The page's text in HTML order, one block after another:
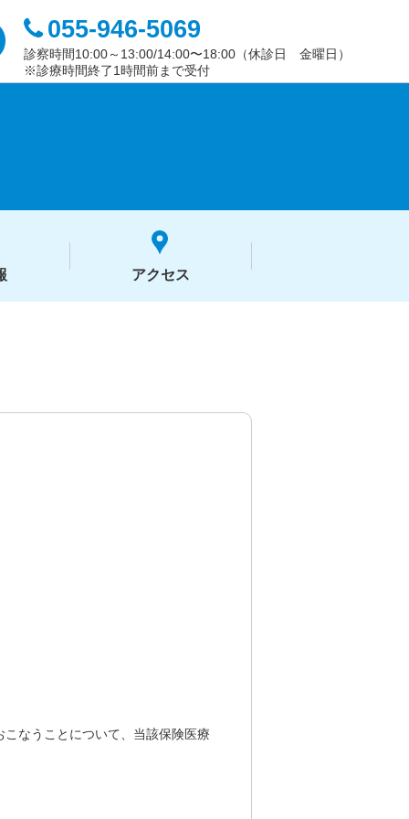
055-946-5069
診察時間10:00～13:00/14:00〜18:00（休診日 金曜日）
※診療時間終了1時間前まで受付
アクセス
なうことについて、当該保険医療